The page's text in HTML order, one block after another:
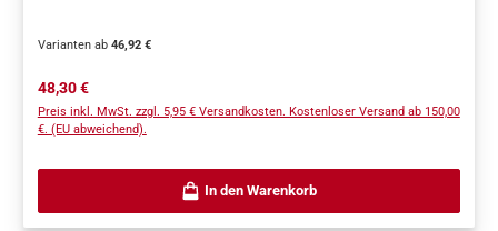
Varianten ab46,92 €
Regulärer Preis:
48,30 €
Preis inkl. MwSt. zzgl. 5,95 € Versandkosten. Kostenloser Versand ab 150,00
€. (EU abweichend).
In den Warenkorb